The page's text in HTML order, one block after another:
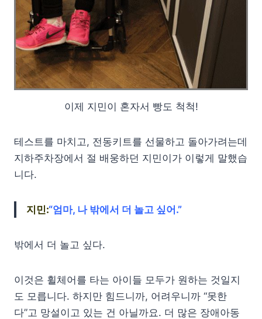
이제 지민이 혼자서 빵도 척척!
테스트를 마치고, 전동키트를 선물하고 돌아가려는데
지하주차장에서 절 배웅하던 지민이가 이렇게 말했습
니다.
지민:“엄마, 나 밖에서 더 놀고 싶어.”
밖에서 더 놀고 싶다.
이것은 휠체어를 타는 아이들 모두가 원하는 것일지
도 모릅니다. 하지만 힘드니까, 어려우니까 “못한
다”고 망설이고 있는 건 아닐까요. 더 많은 장애아동